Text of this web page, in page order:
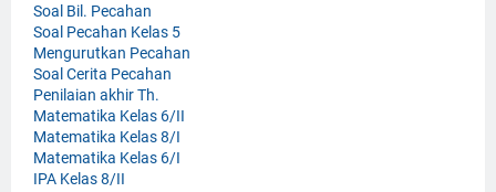
Soal Bil. Pecahan
Soal Pecahan Kelas 5
Mengurutkan Pecahan
Soal Cerita Pecahan
Penilaian akhir Th.
Matematika Kelas 6/II
Matematika Kelas 8/I
Matematika Kelas 6/I
IPA Kelas 8/II